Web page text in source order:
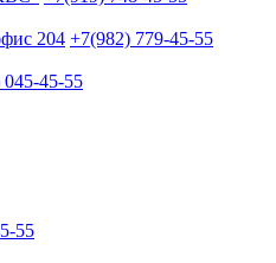
204 +7(982) 779-45-55
45-55
55